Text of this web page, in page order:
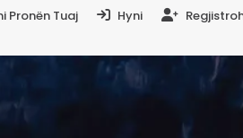
Pronën Tuaj Hyni